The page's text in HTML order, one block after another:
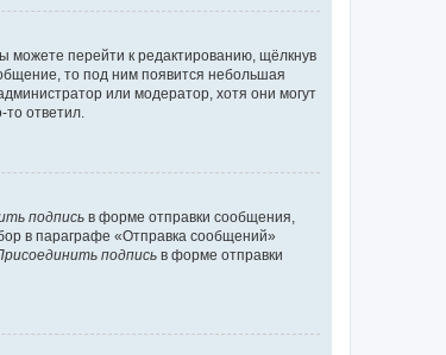
можете перейти к редактированию, щёлкнув
то под ним появится небольшая
или модератор, хотя они могут
ответил.
подпись в форме отправки сообщения,
в параграфе «Отправка сообщений»
подпись в форме отправки